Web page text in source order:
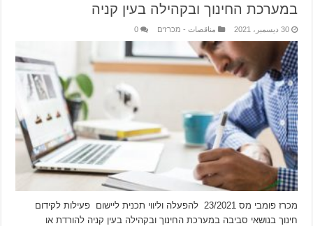
במערכת החינוך ובקהילה בעין קניה
30 ديسمبر، 2021 مناقصات - מכרזים 0
מכרז פומבי מס 23/2021 להפעלה וליווי תכנית ליישום פעילות לקידום
חינוך בנושאי סביבה במערכת החינוך ובקהילה בעין קניה להורדת או